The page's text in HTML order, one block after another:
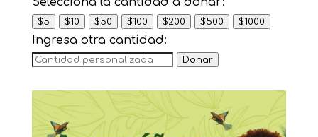
$5 $10 $50 $100 $200 $500 $1000
Ingresa otra cantidad:
Donar